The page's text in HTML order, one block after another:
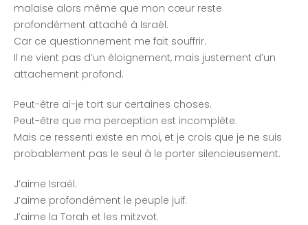
malaise alors même que mon cœur reste
profondément attaché à Israël.
Car ce questionnement me fait souffrir.
Il ne vient pas d’un éloignement, mais justement d’un
attachement profond.
Peut-être ai-je tort sur certaines choses.
Peut-être que ma perception est incomplète.
Mais ce ressenti existe en moi, et je crois que je ne suis
probablement pas le seul à le porter silencieusement.
J’aime Israël.
J’aime profondément le peuple juif.
J’aime la Torah et les mitzvot.